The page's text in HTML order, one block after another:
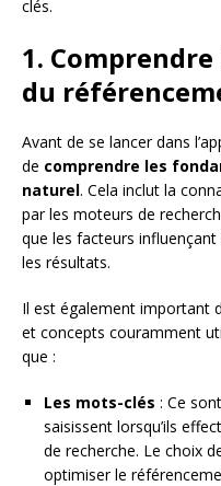
clés.
1.
du
Avant de se lancer dans
de comprendre les
naturel. Cela inclut la
par les moteurs de
que les facteurs
les résultats.
Il est également important
et concepts couramment
que :
Les mots-clés : Ce
saisissent lorsqu’ils
de recherche. Le choix
optimiser le